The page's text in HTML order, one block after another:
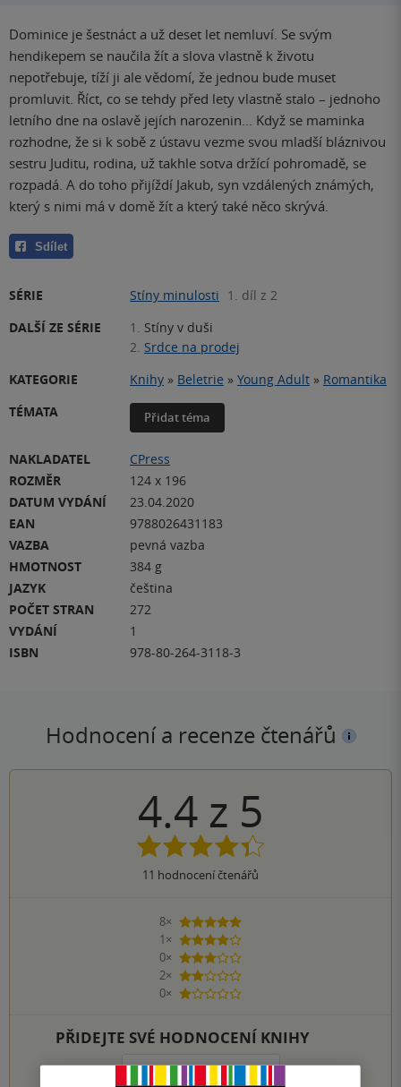
Dominice je šestnáct a už deset let nemluví. Se svým
hendikepem se naučila žít a slova vlastně k životu
nepotřebuje, tíží ji ale vědomí, že jednou bude muset
promluvit. Říct, co se tehdy před lety vlastně stalo – jednoho
letního dne na oslavě jejích narozenin... Když se maminka
rozhodne, že si k sobě z ústavu vezme svou mladší bláznivou
sestru Juditu, rodina, už takhle sotva držící pohromadě, se
rozpadá. A do toho přijíždí Jakub, syn vzdálených známých,
který s nimi má v domě žít a který také něco skrývá.
Sdílet
SÉRIE Stíny minulosti 1. díl z 2
DALŠÍ ZE SÉRIE
1. Stíny v duši
2. Srdce na prodej
KATEGORIE
Knihy » Beletrie » Young Adult » Romantika
TÉMATA
Přidat téma
NAKLADATEL
CPress
ROZMĚR
124 x 196
DATUM VYDÁNÍ
23.04.2020
EAN
9788026431183
VAZBA
pevná vazba
HMOTNOST
384 g
JAZYK
čeština
POČET STRAN
272
VYDÁNÍ
1
ISBN
978-80-264-3118-3
Hodnocení a recenze čtenářů
4.4 z 5
11 hodnocení čtenářů
8×
5 hvězdiček
1×
4 hvězdičky
0×
3 hvězdičky
2×
2 hvězdičky
0×
1 hvezdička
PŘIDEJTE SVÉ HODNOCENÍ KNIHY